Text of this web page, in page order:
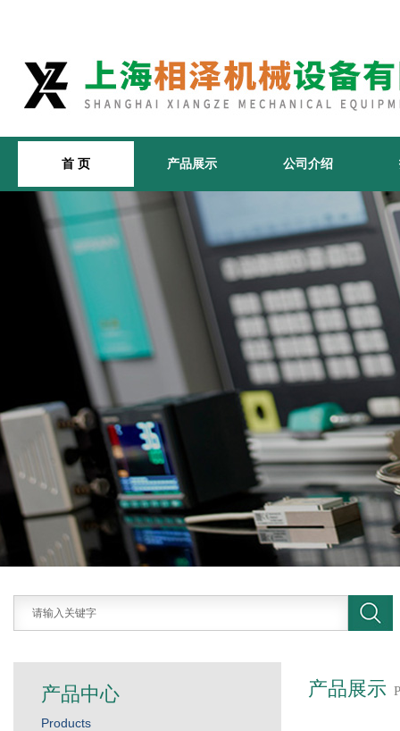
首 页 产品展示 公司介绍
产品展示
产品中心
Products